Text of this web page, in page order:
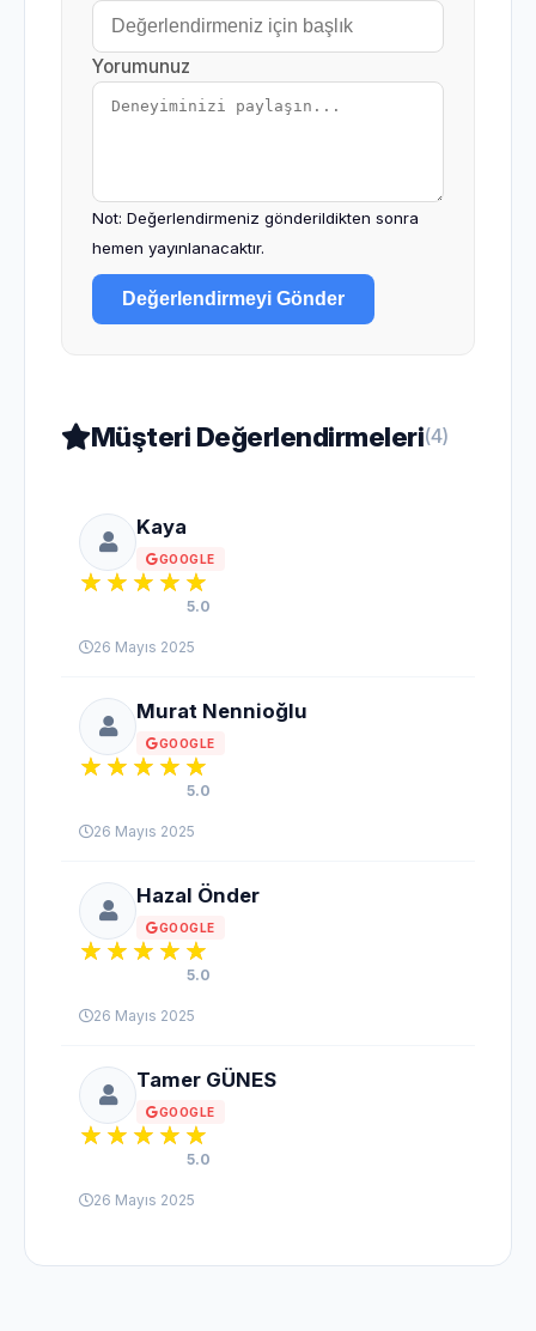
Yorumunuz
Not: Değerlendirmeniz gönderildikten sonra
hemen yayınlanacaktır.
Değerlendirmeyi Gönder
Müşteri Değerlendirmeleri(4)
Kaya
GOOGLE
5.0
26 Mayıs 2025
Murat Nennioğlu
GOOGLE
5.0
26 Mayıs 2025
Hazal Önder
GOOGLE
5.0
26 Mayıs 2025
Tamer GÜNES
GOOGLE
5.0
26 Mayıs 2025